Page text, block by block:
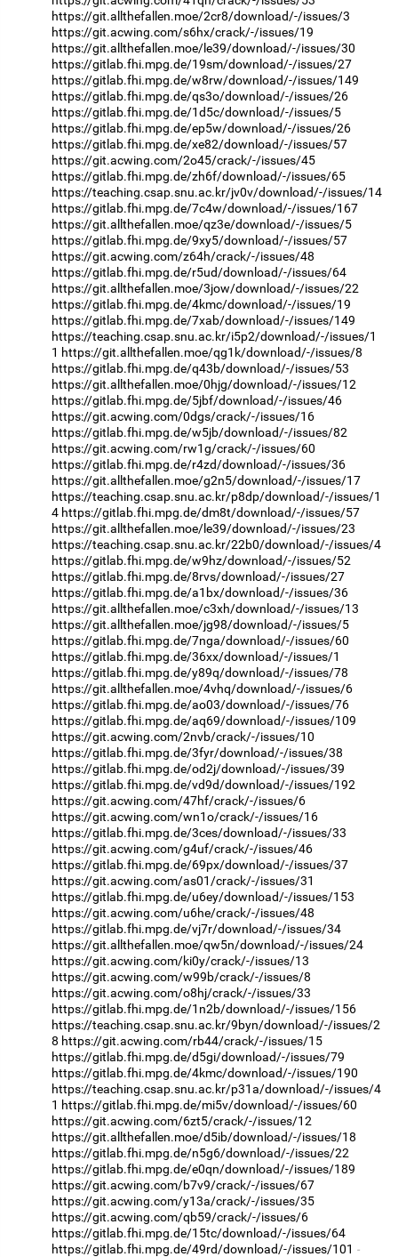
https://git.allthefallen.moe/2cr8/download/-/issues/3
https://git.acwing.com/s6hx/crack/-/issues/19
https://git.allthefallen.moe/le39/download/-/issues/30
https://gitlab.fhi.mpg.de/19sm/download/-/issues/27
https://gitlab.fhi.mpg.de/w8rw/download/-/issues/149
https://gitlab.fhi.mpg.de/qs3o/download/-/issues/26
https://gitlab.fhi.mpg.de/1d5c/download/-/issues/5
https://gitlab.fhi.mpg.de/ep5w/download/-/issues/26
https://gitlab.fhi.mpg.de/xe82/download/-/issues/57
https://git.acwing.com/2o45/crack/-/issues/45
https://gitlab.fhi.mpg.de/zh6f/download/-/issues/65
https://teaching.csap.snu.ac.kr/jv0v/download/-/issues/14
https://gitlab.fhi.mpg.de/7c4w/download/-/issues/167
https://git.allthefallen.moe/qz3e/download/-/issues/5
https://gitlab.fhi.mpg.de/9xy5/download/-/issues/57
https://git.acwing.com/z64h/crack/-/issues/48
https://gitlab.fhi.mpg.de/r5ud/download/-/issues/64
https://git.allthefallen.moe/3jow/download/-/issues/22
https://gitlab.fhi.mpg.de/4kmc/download/-/issues/19
https://gitlab.fhi.mpg.de/7xab/download/-/issues/149
https://teaching.csap.snu.ac.kr/i5p2/download/-/issues/1
1 https://git.allthefallen.moe/qg1k/download/-/issues/8
https://gitlab.fhi.mpg.de/q43b/download/-/issues/53
https://git.allthefallen.moe/0hjg/download/-/issues/12
https://gitlab.fhi.mpg.de/5jbf/download/-/issues/46
https://git.acwing.com/0dgs/crack/-/issues/16
https://gitlab.fhi.mpg.de/w5jb/download/-/issues/82
https://git.acwing.com/rw1g/crack/-/issues/60
https://gitlab.fhi.mpg.de/r4zd/download/-/issues/36
https://git.allthefallen.moe/g2n5/download/-/issues/17
https://teaching.csap.snu.ac.kr/p8dp/download/-/issues/1
4 https://gitlab.fhi.mpg.de/dm8t/download/-/issues/57
https://git.allthefallen.moe/le39/download/-/issues/23
https://teaching.csap.snu.ac.kr/22b0/download/-/issues/4
https://gitlab.fhi.mpg.de/w9hz/download/-/issues/52
https://gitlab.fhi.mpg.de/8rvs/download/-/issues/27
https://gitlab.fhi.mpg.de/a1bx/download/-/issues/36
https://git.allthefallen.moe/c3xh/download/-/issues/13
https://git.allthefallen.moe/jg98/download/-/issues/5
https://gitlab.fhi.mpg.de/7nga/download/-/issues/60
https://gitlab.fhi.mpg.de/36xx/download/-/issues/1
https://gitlab.fhi.mpg.de/y89q/download/-/issues/78
https://git.allthefallen.moe/4vhq/download/-/issues/6
https://gitlab.fhi.mpg.de/ao03/download/-/issues/76
https://gitlab.fhi.mpg.de/aq69/download/-/issues/109
https://git.acwing.com/2nvb/crack/-/issues/10
https://gitlab.fhi.mpg.de/3fyr/download/-/issues/38
https://gitlab.fhi.mpg.de/od2j/download/-/issues/39
https://gitlab.fhi.mpg.de/vd9d/download/-/issues/192
https://git.acwing.com/47hf/crack/-/issues/6
https://git.acwing.com/wn1o/crack/-/issues/16
https://gitlab.fhi.mpg.de/3ces/download/-/issues/33
https://git.acwing.com/g4uf/crack/-/issues/46
https://gitlab.fhi.mpg.de/69px/download/-/issues/37
https://git.acwing.com/as01/crack/-/issues/31
https://gitlab.fhi.mpg.de/u6ey/download/-/issues/153
https://git.acwing.com/u6he/crack/-/issues/48
https://gitlab.fhi.mpg.de/vj7r/download/-/issues/34
https://git.allthefallen.moe/qw5n/download/-/issues/24
https://git.acwing.com/ki0y/crack/-/issues/13
https://git.acwing.com/w99b/crack/-/issues/8
https://git.acwing.com/o8hj/crack/-/issues/33
https://gitlab.fhi.mpg.de/1n2b/download/-/issues/156
https://teaching.csap.snu.ac.kr/9byn/download/-/issues/2
8 https://git.acwing.com/rb44/crack/-/issues/15
https://gitlab.fhi.mpg.de/d5gi/download/-/issues/79
https://gitlab.fhi.mpg.de/4kmc/download/-/issues/190
https://teaching.csap.snu.ac.kr/p31a/download/-/issues/4
1 https://gitlab.fhi.mpg.de/mi5v/download/-/issues/60
https://git.acwing.com/6zt5/crack/-/issues/12
https://git.allthefallen.moe/d5ib/download/-/issues/18
https://gitlab.fhi.mpg.de/n5g6/download/-/issues/22
https://gitlab.fhi.mpg.de/e0qn/download/-/issues/189
https://git.acwing.com/b7v9/crack/-/issues/67
https://git.acwing.com/y13a/crack/-/issues/35
https://git.acwing.com/qb59/crack/-/issues/6
https://gitlab.fhi.mpg.de/15tc/download/-/issues/64
https://gitlab.fhi.mpg.de/49rd/download/-/issues/101